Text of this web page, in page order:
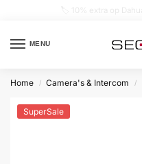
MENU
product…
Home / Camera's & Intercom /
SuperSale